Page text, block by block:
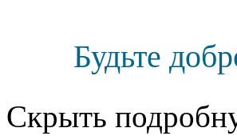
Будьте
Скрыть